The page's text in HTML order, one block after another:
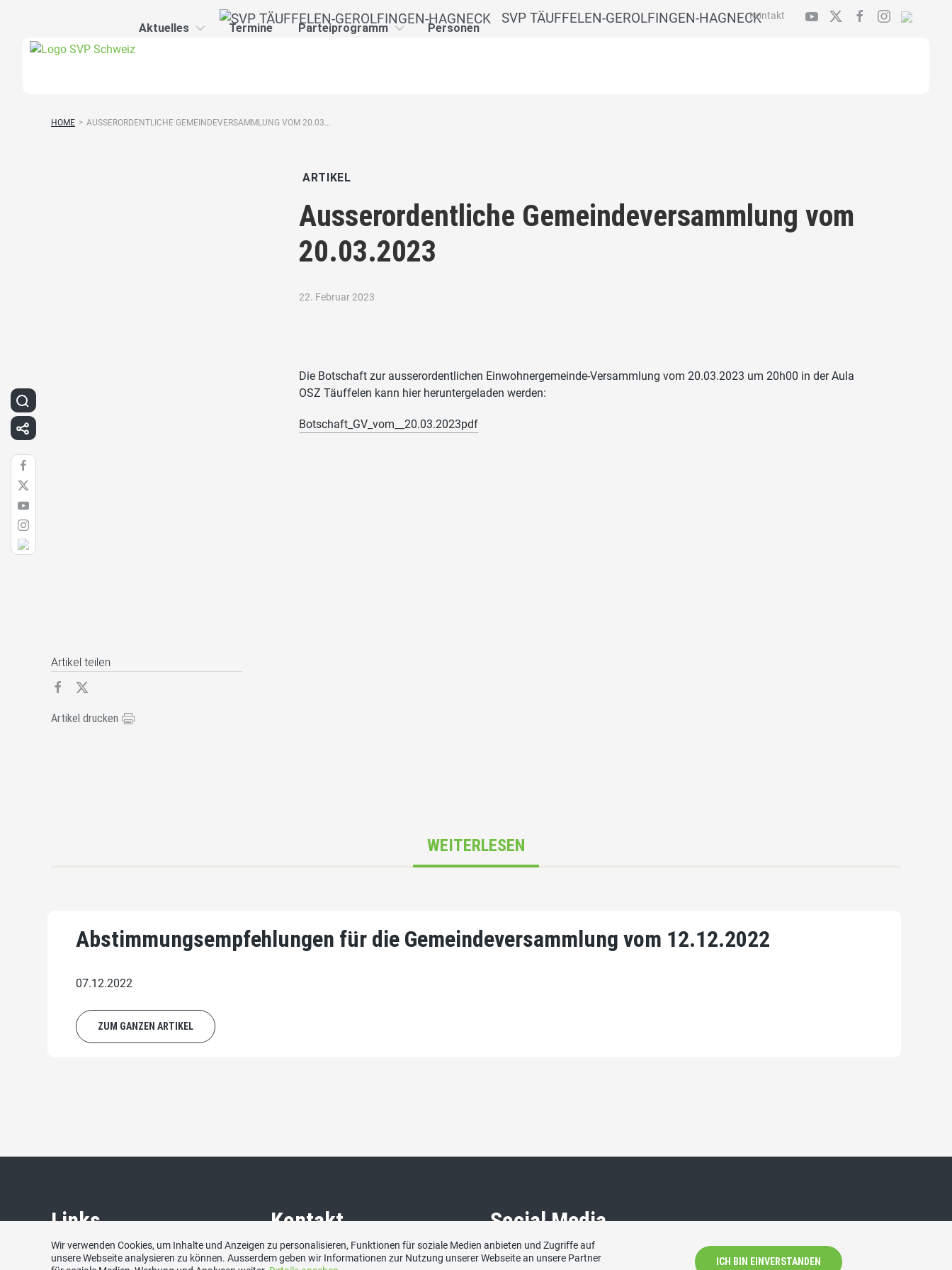
Kontakt
SVP TÄUFFELEN-GEROLFINGEN-HAGNECK
HOME > AUSSERORDENTLICHE GEMEINDEVERSAMMLUNG VOM 20.03...
ARTIKEL
Ausserordentliche Gemeindeversammlung vom
20.03.2023
22. Februar 2023
Die Botschaft zur ausserordentlichen Einwohnergemeinde-Versammlung vom 20.03.2023 um 20h00 in der Aula
OSZ Täuffelen kann hier heruntergeladen werden:
Botschaft_GV_vom__20.03.2023pdf
Artikel teilen
Artikel drucken
WEITERLESEN
Abstimmungsempfehlungen für die Gemeindeversammlung vom 12.12.2022
07.12.2022
ZUM GANZEN ARTIKEL
Links
SVP Biel-Seeland
Kontakt
SVP – Schweizerische Volkspartei
Social Media
Besuchen Sie uns bei:
Aktuelles Termine Parteiprogramm Personen
Wir verwenden Cookies, um Inhalte und Anzeigen zu personalisieren, Funktionen für soziale Medien anbieten und Zugriffe auf
unsere Webseite analysieren zu können. Ausserdem geben wir Informationen zur Nutzung unserer Webseite an unsere Partner
ICH BIN EINVERSTANDEN